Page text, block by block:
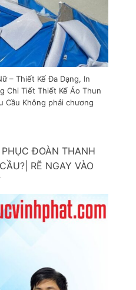
– Thiết Kế Đa Dạng, In
Chi Tiết Thiết Kế Áo Thun
Cầu Không phải chương
ĐOÀN THANH
RẼ NGAY VÀO